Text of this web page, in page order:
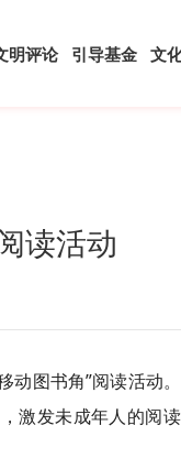
明评论 引导基金 文
读活动
动图书角”阅读活动
激发未成年人的阅